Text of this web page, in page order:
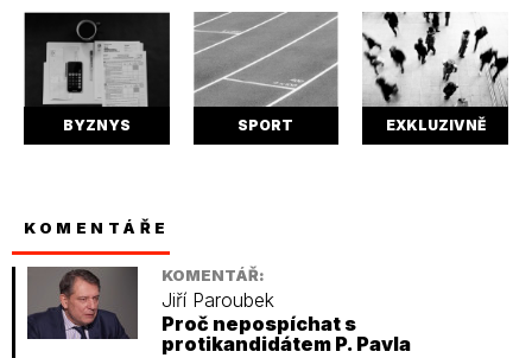
BYZNYS SPORT EXKLUZIVNĚ
KOMENTÁŘE
KOMENTÁŘ:
Jiří Paroubek
Proč nepospíchat s
protikandidátem P. Pavla